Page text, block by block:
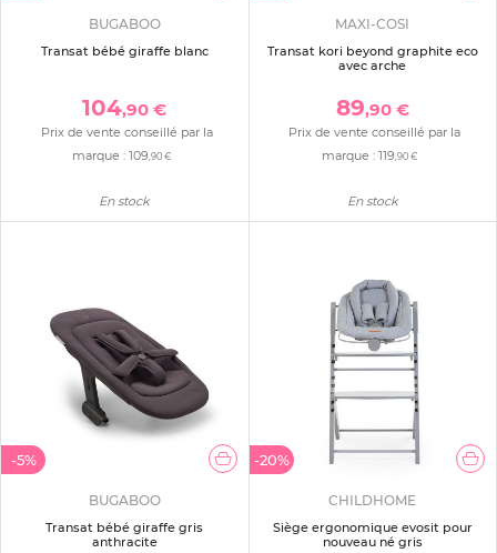
BUGABOO
Transat bébé giraffe blanc
104,90 €
Prix de vente conseillé par la
marque :109,90 €
En stock
MAXI-COSI
Transat kori beyond graphite eco
avec arche
89,90 €
Prix de vente conseillé par la
marque :119,90 €
En stock
-5%
BUGABOO
Transat bébé giraffe gris
anthracite
-20%
CHILDHOME
Siège ergonomique evosit pour
nouveau né gris